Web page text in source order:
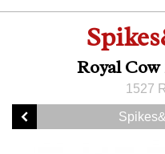
Royal Cow
1527